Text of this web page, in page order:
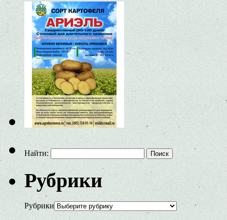
Найти:
Рубрики
Рубрики